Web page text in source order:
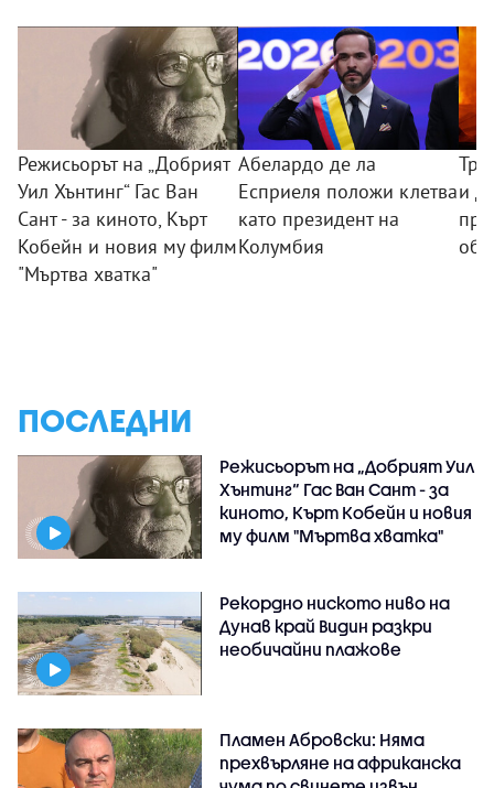
Режисьорът на „Добрият
Уил Хънтинг“ Гас Ван
Сант - за киното, Кърт
Кобейн и новия му филм
"Мъртва хватка"
Абелардо де ла
Есприеля положи клетва
като президент на
Колумбия
и
ПОСЛЕДНИ
Режисьорът на „Добрият Уил
Хънтинг“ Гас Ван Сант - за
киното, Кърт Кобейн и новия
му филм "Мъртва хватка"
Рекордно ниското ниво на
Дунав край Видин разкри
необичайни плажове
Пламен Абровски: Няма
прехвърляне на африканска